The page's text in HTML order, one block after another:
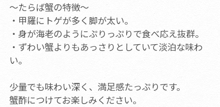
～たらば蟹の特徴～
・甲羅にトゲが多く脚が太い。
・身が海老のようにぷりっぷりで食べ応え抜群。
・ずわい蟹よりもあっさりとしていて淡泊な味わ
い。
少量でも味わい深く、満足感たっぷりです。
蟹酢につけてお楽しみください。